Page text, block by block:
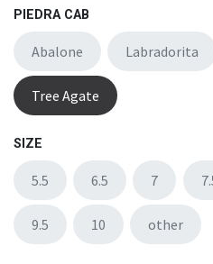
PIEDRA CAB
Abalone Labradorita
Tree Agate
SIZE
5.5 6.5 7
9.5 10 other